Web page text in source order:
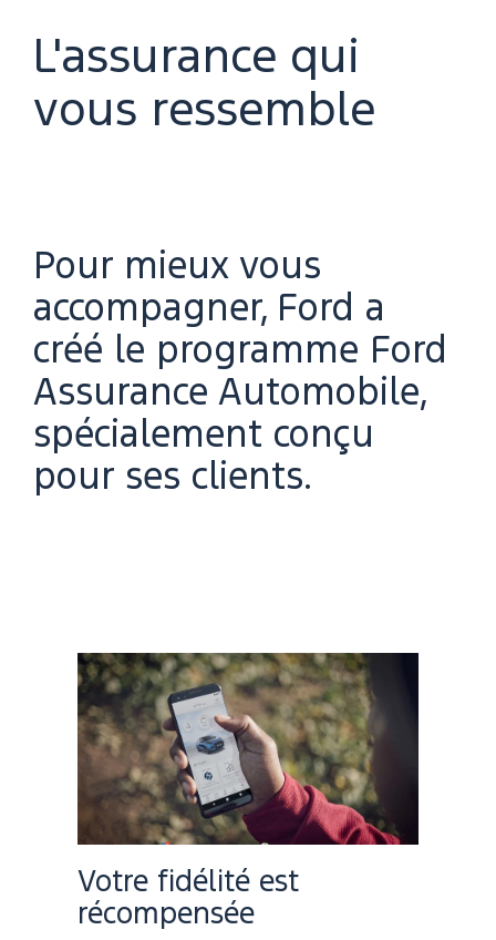
L'assurance qui
vous ressemble
Pour mieux vous
accompagner, Ford a
créé le programme Ford
Assurance Automobile,
spécialement conçu
pour ses clients.
Votre fidélité est
récompensée